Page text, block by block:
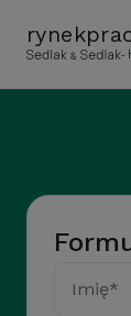
-
Imię*